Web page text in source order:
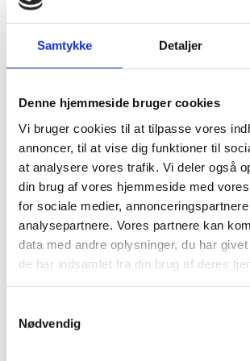
Samtykke Detaljer
Denne hjemmeside bruger cookies
Vi bruger cookies til at tilpasse vores
annoncer, til at vise dig funktioner til
at analysere vores trafik. Vi deler også
din brug af vores hjemmeside med
for sociale medier,
analysepartnere. Vores partnere kan
data med andre oplysninger, du har
de har indsamlet fra din brug af deres
Nødvendig
Jeres arbejde er
Danmarks hjemtag
regeringen. Og vi er opmærksomme
en stor indsats at hive projekterne
jeres arbejde stor betydning.
Som tidligere medlem af Europa
hvor mange ordninger og muligheder,
rummer. Men jeg ved også, hvor svært
helt almindelige virksomhedsledere,
forskere at finde vej i gennem
samlet her i dag, har mange forskellige
Hvad enten I rådgiver om Interreg,
vi i regeringen sætter stor, stor pris på